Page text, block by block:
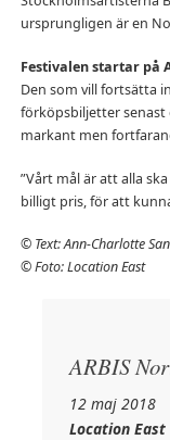
ursprungligen är en
Festivalen startar på
Den som vill fortsätta
förköpsbiljetter senast
markant men
”Vårt mål är att alla
billigt pris, för att
© Text: Ann-Charlotte
© Foto: Location East
ARBIS
12 maj 2018
Location East